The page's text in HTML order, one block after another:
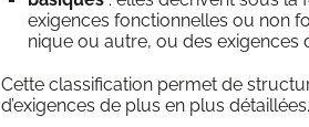
exi­gences fonc­tion­nelles ou non
nique ou autre, ou des exi­gences
Cette clas­si­fi­ca­tion per­met de
d’exigences de plus en plus détaillées.